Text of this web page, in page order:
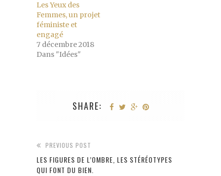
Les Yeux des
Femmes, un projet
féministe et
engagé
7 décembre 2018
Dans "Idées"
SHARE:
PREVIOUS POST
LES FIGURES DE L’OMBRE, LES STÉRÉOTYPES
QUI FONT DU BIEN.